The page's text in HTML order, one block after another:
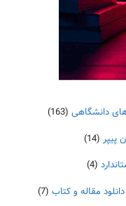
دانشگاهی (163)
پیپر (14)
(4)
مقاله و کتاب (7)